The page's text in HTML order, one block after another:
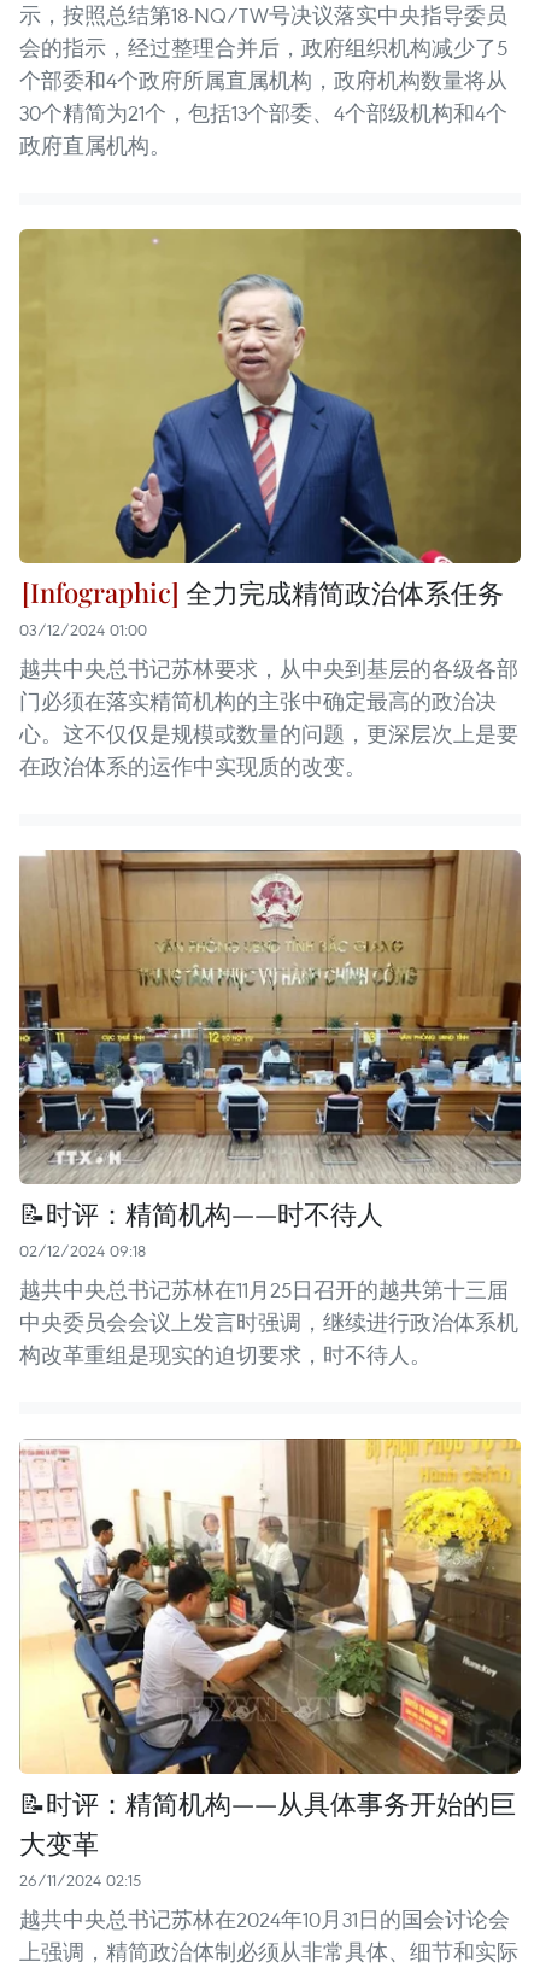
示，按照总结第18-NQ/TW号决议落实中央指导委员
会的指示，经过整理合并后，政府组织机构减少了5
个部委和4个政府所属直属机构，政府机构数量将从
30个精简为21个，包括13个部委、4个部级机构和4个
政府直属机构。
全力完成精简政治体系任务
03/12/2024 01:00
越共中央总书记苏林要求，从中央到基层的各级各部
门必须在落实精简机构的主张中确定最高的政治决
心。这不仅仅是规模或数量的问题，更深层次上是要
在政治体系的运作中实现质的改变。
📝时评：精简机构——时不待人
02/12/2024 09:18
越共中央总书记苏林在11月25日召开的越共第十三届
中央委员会会议上发言时强调，继续进行政治体系机
构改革重组是现实的迫切要求，时不待人。
📝时评：精简机构——从具体事务开始的巨
大变革
26/11/2024 02:15
越共中央总书记苏林在2024年10月31日的国会讨论会
上强调，精简政治体制必须从非常具体、细节和实际